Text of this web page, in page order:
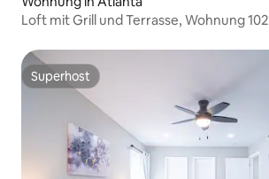
Loft mit Grill und Terrasse, Wohnung 102
Superhost
Superhost